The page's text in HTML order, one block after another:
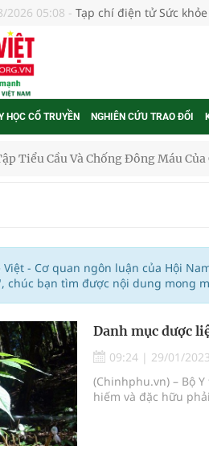
2026 05:08 - Tạp chí điện tử Sức
HỌC CỔ TRUYỀN NGHIÊN CỨU TRAO ĐỔI
Tiểu Cầu Và Chống Đông Máu
trở thành động lực tăng trưởng
trò của chính quyền địa phương
Tây Barbershop dành nguồn lực
thêm tiền của người bệnh bảo
- Cơ quan ngôn luận của Hội
chúc bạn tìm được nội dung mong
Danh mục dược
09:24 | 29/01/2023
(Chinhphu.vn) – Bộ
hiếm và đặc hữu